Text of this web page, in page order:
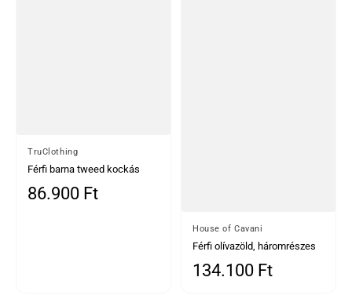
Által
TruClothing
Férfi barna tweed kockás
háromrészes öltöny
Normál ár
86.900 Ft
Által
House of Cavani
Férfi olívazöld, háromrészes
halszálkás tweed öltöny
Normál ár
134.100 Ft